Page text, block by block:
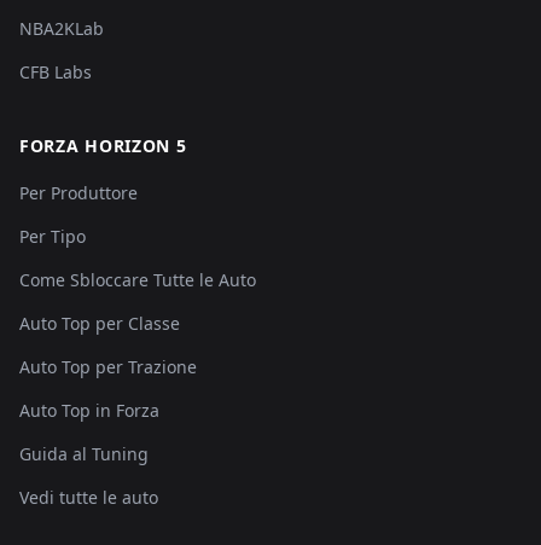
NBA2KLab
CFB Labs
FORZA HORIZON 5
Per Produttore
Per Tipo
Come Sbloccare Tutte le Auto
Auto Top per Classe
Auto Top per Trazione
Auto Top in Forza
Guida al Tuning
Vedi tutte le auto